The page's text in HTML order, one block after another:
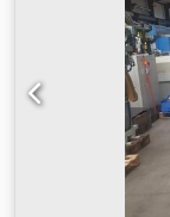
Előtolás: kézi,
távolság az
280 mm
teljesítmény: 18/
berendezés
fordulatszám-
minőségű
előlappal
Gyorsbeállítású,